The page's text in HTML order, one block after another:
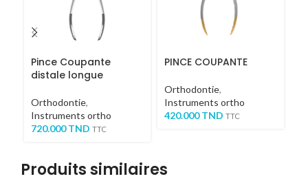
Pince Coupante
distale longue
Orthodontie,
Instruments ortho
720.000TND TTC
PINCE COUPANTE
Orthodontie,
Instruments ortho
420.000TND TTC
Produits similaires